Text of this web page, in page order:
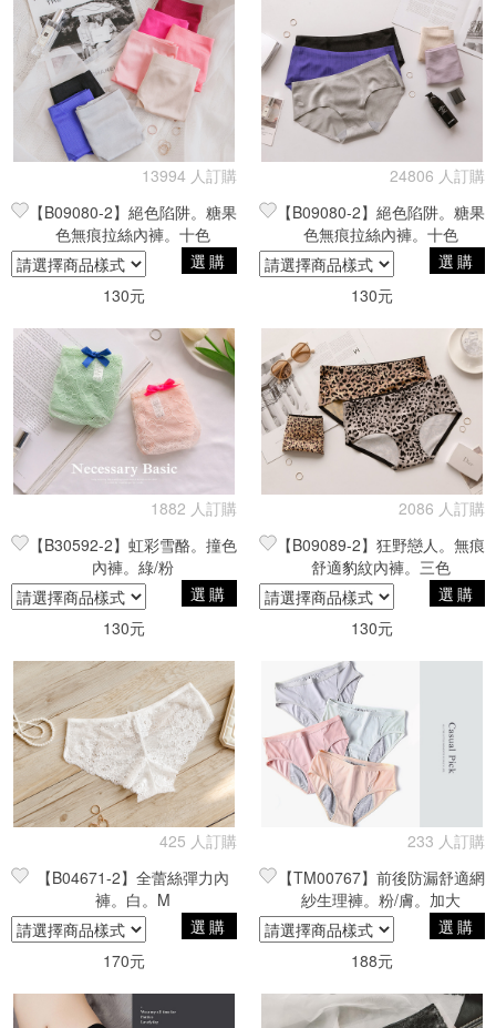
13994 人訂購
【B09080-2】絕色陷阱。糖果
色無痕拉絲內褲。十色
選購
130元
24806 人訂購
【B09080-2】絕色陷阱。糖果
色無痕拉絲內褲。十色
選購
130元
1882 人訂購
【B30592-2】虹彩雪酪。撞色
內褲。綠/粉
選購
130元
2086 人訂購
【B09089-2】狂野戀人。無痕
舒適豹紋內褲。三色
選購
130元
425 人訂購
【B04671-2】全蕾絲彈力內
褲。白。M
選購
170元
233 人訂購
【TM00767】前後防漏舒適網
紗生理褲。粉/膚。加大
選購
188元